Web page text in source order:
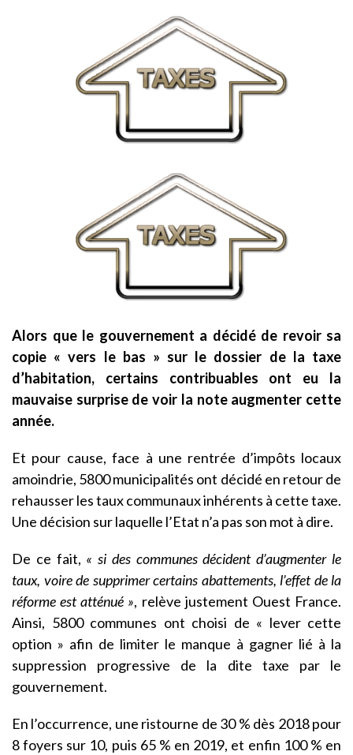
Alors que le gouvernement a décidé de revoir sa
copie « vers le bas » sur le dossier de la taxe
d’habitation, certains contribuables ont eu la
mauvaise surprise de voir la note augmenter cette
année.
Et pour cause, face à une rentrée d’impôts locaux
amoindrie, 5800 municipalités ont décidé en retour de
rehausser les taux communaux inhérents à cette taxe.
Une décision sur laquelle l’Etat n’a pas son mot à dire.
De ce fait, « si des communes décident d’augmenter le
taux, voire de supprimer certains abattements, l’effet de la
réforme est atténué », relève justement Ouest France.
Ainsi, 5800 communes ont choisi de « lever cette
option » afin de limiter le manque à gagner lié à la
suppression progressive de la dite taxe par le
gouvernement.
En l’occurrence, une ristourne de 30 % dès 2018 pour
8 foyers sur 10, puis 65 % en 2019, et enfin 100 % en